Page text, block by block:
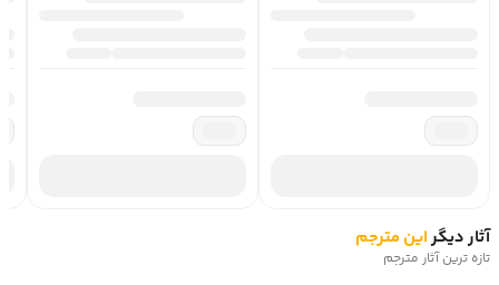
آثار دیگر این مترجم
تازه ترین آثار مترجم